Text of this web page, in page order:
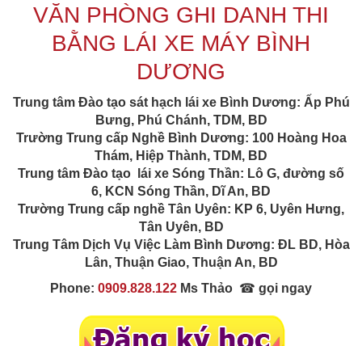
VĂN PHÒNG GHI DANH THI
BẰNG LÁI XE MÁY BÌNH
DƯƠNG
Trung tâm Đào tạo sát hạch lái xe Bình Dương: Ấp Phú
Bưng, Phú Chánh, TDM, BD
Trường Trung cấp Nghề Bình Dương: 100 Hoàng Hoa
Thám, Hiệp Thành, TDM, BD
Trung tâm Đào tạo lái xe Sóng Thần: Lô G, đường số
6, KCN Sóng Thần, Dĩ An, BD
Trường Trung cấp nghề Tân Uyên: KP 6, Uyên Hưng,
Tân Uyên, BD
Trung Tâm Dịch Vụ Việc Làm Bình Dương: ĐL BD, Hòa
Lân, Thuận Giao, Thuận An, BD
Phone: 0909.828.122 Ms Thảo ☎ gọi ngay